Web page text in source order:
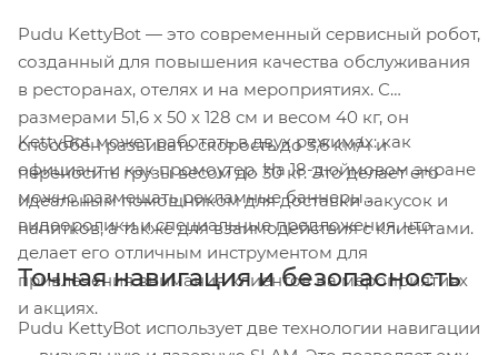
Pudu KettyBot — это современный сервисный робот,
созданный для повышения качества обслуживания
в ресторанах, отелях и на мероприятиях. С
размерами 51,6 x 50 x 128 см и весом 40 кг, он
способен развивать скорость до 3,6 км/ч и
переносить грузы весом до 30 кг. Это делает его
идеальным помощником для доставки закусок и
напитков, а также для взаимодействия с клиентами.
KettyBot может работать в двух режимах: как
официант и как промоутер. На 18-дюймовом экране
можно размещать рекламные баннеры,
видеоролики и специальные предложения, что
делает его отличным инструментом для
привлечения внимания клиентов на мероприятиях
и акциях.
Точная навигация и безопасность
Pudu KettyBot использует две технологии навигации